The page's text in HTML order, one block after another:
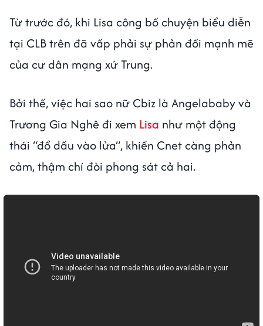
Từ trước đó, khi Lisa công bố chuyện biểu diễn
tại CLB trên đã vấp phải sự phản đối mạnh mẽ
của cư dân mạng xứ Trung.
Bởi thế, việc hai sao nữ Cbiz là Angelababy và
Trương Gia Nghê đi xem Lisa như một động
thái “đổ dầu vào lửa”, khiến Cnet càng phản
cảm, thậm chí đòi phong sát cả hai.